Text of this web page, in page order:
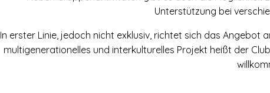
Unterstützung bei
In erster Linie, jedoch nicht exklusiv, richtet sich das Angebot
multigenerationelles und interkulturelles Projekt heißt der